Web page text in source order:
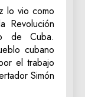
lo vio como
de Cuba.
cubano
el trabajo
Simón